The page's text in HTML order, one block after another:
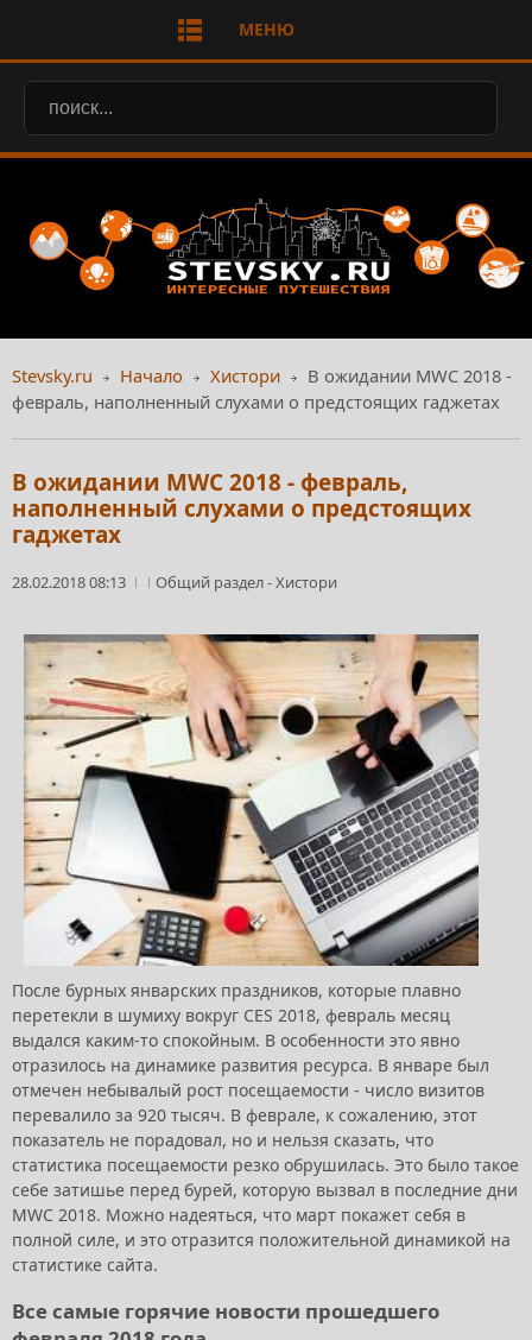
МЕНЮ
Stevsky.ru Начало Хистори
В ожидании MWC 2018 -
февраль, наполненный слухами о предстоящих гаджетах
В ожидании MWC 2018 - февраль,
наполненный слухами о предстоящих
гаджетах
28.02.2018 08:13 Общий раздел-Хистори
После бурных январских праздников, которые плавно
перетекли в шумиху вокруг CES 2018, февраль месяц
выдался каким-то спокойным. В особенности это явно
отразилось на динамике развития ресурса. В январе был
отмечен небывалый рост посещаемости - число визитов
перевалило за 920 тысяч. В феврале, к сожалению, этот
показатель не порадовал, но и нельзя сказать, что
статистика посещаемости резко обрушилась. Это было такое
себе затишье перед бурей, которую вызвал в последние дни
MWC 2018. Можно надеяться, что март покажет себя в
полной силе, и это отразится положительной динамикой на
статистике сайта.
Все самые горячие новости прошедшего